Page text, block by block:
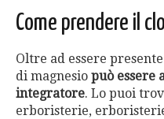
Come prendere il
Oltre ad essere
di magnesio può essere
integratore. Lo puoi
erboristerie,